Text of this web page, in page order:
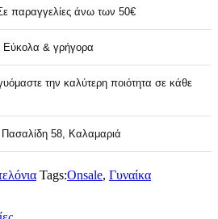
παραγγελίες άνω των 50€
& γρήγορα
την καλύτερη ποιότητα σε κάθε
58, Καλαμαριά
Tags:Onsale, Γυναίκα